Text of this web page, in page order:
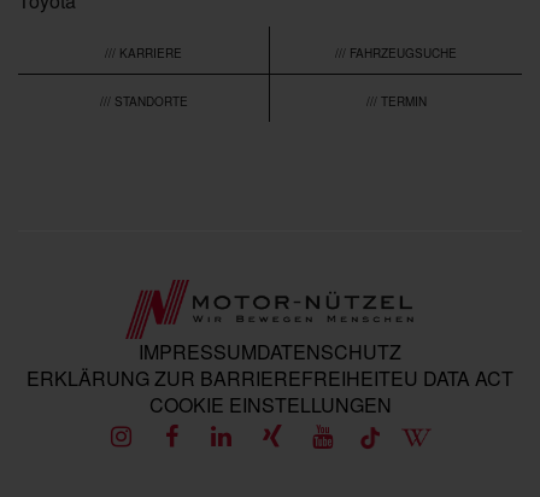
/// KARRIERE /// FAHRZEUGSUCHE
/// STANDORTE /// TERMIN
IMPRESSUMDATENSCHUTZ
ERKLÄRUNG ZUR BARRIEREFREIHEITEU DATA ACT
COOKIE EINSTELLUNGEN